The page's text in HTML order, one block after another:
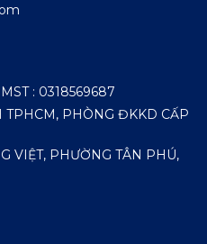
: 0318569687
PHÒNG ĐKKD CẤP
VIỆT, PHƯỜNG TÂN PHÚ,